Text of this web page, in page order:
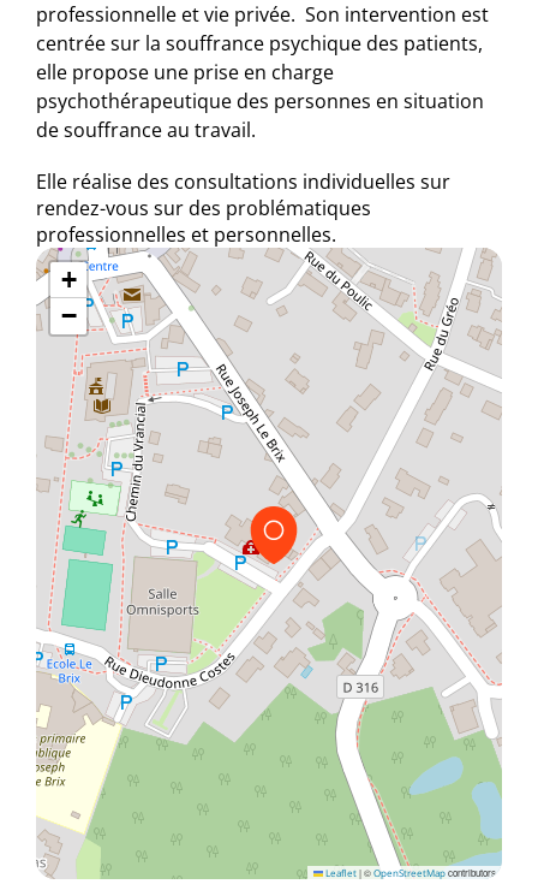
professionnelle et vie privée. Son intervention est
centrée sur la souffrance psychique des patients,
elle propose une prise en charge
psychothérapeutique des personnes en situation
de souffrance au travail.
Elle réalise des consultations individuelles sur
rendez-vous sur des problématiques
professionnelles et personnelles.
+
−
Leaflet|©OpenStreetMapcontributors